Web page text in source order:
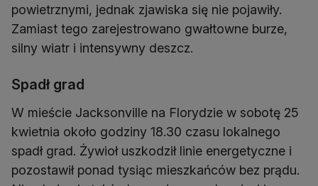
powietrznymi, jednak zjawiska się nie pojawiły.
Zamiast tego zarejestrowano gwałtowne burze,
silny wiatr i intensywny deszcz.
Spadł grad
W mieście Jacksonville na Florydzie w sobotę 25
kwietnia około godziny 18.30 czasu lokalnego
spadł grad. Żywioł uszkodził linie energetyczne i
pozostawił ponad tysiąc mieszkańców bez prądu.